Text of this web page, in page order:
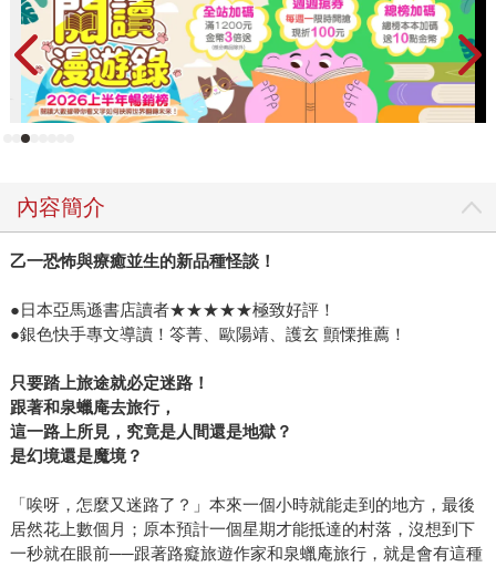
前的綽號；呱呱，顧名思義就是青蛙的叫聲，至於白袍則是
和他的工作有關係，「只要還能夠叫得出聲音，就代表我還
活著。」 小時候的閱讀經驗雖然不復記憶，但他猶記得很喜
歡在週六、日的時候，往住家附近圖書館的兒童閱覽室報
到。而且國小五、六年級的時候，導師也很鼓勵他們閱讀，
有四百本左右。「每個星期總會有一、兩堂課開放給我們去
閱讀書架上的書籍。」即使上了國、高中，每隔兩、三個
月，他也不忘用零用錢去買本書回家供著，直到升上高三，
同的排列組合，就能夠表現出包羅萬象的東西，甚至情緒，
煞是吸引人。只是工作之後，閒暇的時間總是不夠用，再加
上多了另一個興趣攝影，所以閱讀的時間就更少了。不過，
2009年6月他偶然接觸到試讀網站，也因為試讀讓他到目前為
止四個月內所看過的書，比過去四年還多上好幾倍。「其實
一開始只是打算碰碰運氣，沒想到除了有新書可以看，還因
始料未及的。」 宅男一枚的白袍蛙其實興趣很多元，基本上
「只要不討厭的都喜歡」。目前他除了閱讀之外，還喜歡拍
內容簡介
乙一恐怖與療癒並生的新品種怪談！
●日本亞馬遜書店讀者★★★★★極致好評！
●銀色快手專文導讀！笭菁、歐陽靖、護玄 顫慄推薦！
只要踏上旅途就必定迷路！
跟著和泉蠟庵去旅行，
這一路上所見，究竟是人間還是地獄？
是幻境還是魔境？
「唉呀，怎麼又迷路了？」本來一個小時就能走到的地方，最後
居然花上數個月；原本預計一個星期才能抵達的村落，沒想到下
一秒就在眼前──跟著路癡旅遊作家和泉蠟庵旅行，就是會有這種